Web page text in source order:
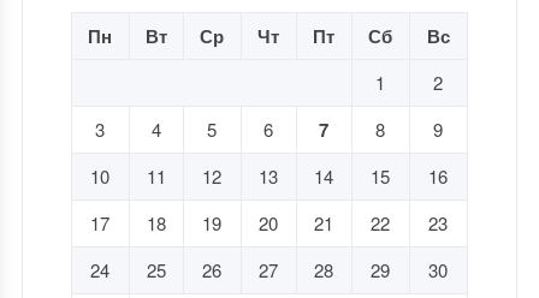
Пн Вт Ср Чт Пт Сб Вс
1
2
3
4 5 6 7 8
9
10
11 12 13 14 15
16
17
18 19 20 21 22
23
24
25 26 27 28 29
30